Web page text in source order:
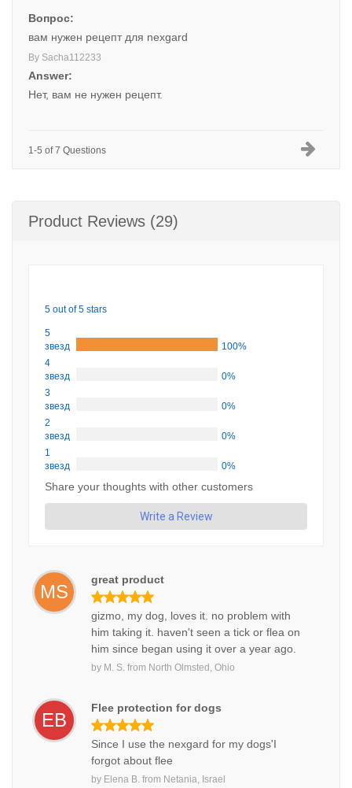
Вопрос:
вам нужен рецепт для nexgard
By Sacha112233
Answer:
Нет, вам не нужен рецепт.
1-5 of 7 Questions
Product Reviews (29)
5 out of 5 stars
5
звезд
100%
4
звезд
0%
3
звезд
0%
2
звезд
0%
1
звезд
0%
Share your thoughts with other customers
Write a Review
MS
great product
gizmo, my dog, loves it. no problem with
him taking it. haven't seen a tick or flea on
him since began using it over a year ago.
by M. S. from North Olmsted, Ohio
EB
Flee protection for dogs
Since I use the nexgard for my dogs'I
forgot about flee
by Elena B. from Netania, Israel